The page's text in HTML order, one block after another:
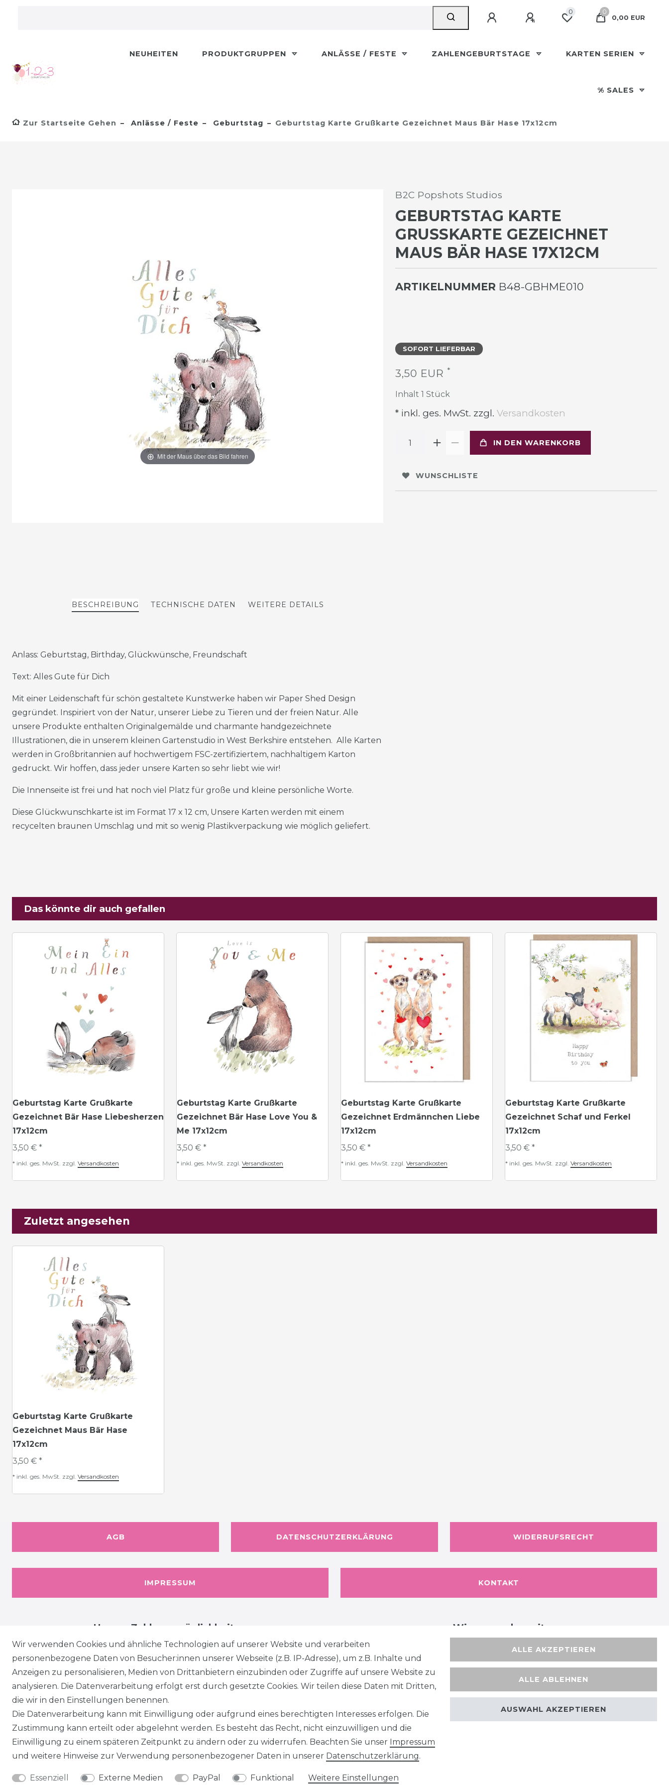
0
0
0,00 EUR
NEUHEITEN PRODUKTGRUPPEN ANLÄSSE / FESTE ZAHLENGEBURTSTAGE KARTEN SERIEN
% SALES
Zur Startseite Gehen Anlässe / Feste Geburtstag Geburtstag Karte Grußkarte Gezeichnet Maus Bär Hase 17x12cm
Mit der Maus über das Bild fahren
B2C Popshots Studios
GEBURTSTAG KARTE
GRUSSKARTE GEZEICHNET M
AUS BÄR HASE 17X12CM
ARTIKELNUMMER B48-GBHME010
SOFORT LIEFERBAR
3,50 EUR *
Inhalt 1 Stück
* inkl. ges. MwSt. zzgl. Versandkosten
IN DEN WARENKORB
WUNSCHLISTE
BESCHREIBUNG TECHNISCHE DATEN WEITERE DETAILS
Anlass: Geburtstag, Birthday, Glückwünsche, Freundschaft
Text: Alles Gute für Dich
Mit einer Leidenschaft für schön gestaltete Kunstwerke haben wir Paper Shed Design
gegründet. Inspiriert von der Natur, unserer Liebe zu Tieren und der freien Natur. Alle
unsere Produkte enthalten Originalgemälde und charmante handgezeichnete
Illustrationen, die in unserem kleinen Gartenstudio in West Berkshire entstehen. Alle Karten
werden in Großbritannien auf hochwertigem FSC-zertifiziertem, nachhaltigem Karton
gedruckt. Wir hoffen, dass jeder unsere Karten so sehr liebt wie wir!
Die Innenseite ist frei und hat noch viel Platz für große und kleine persönliche Worte.
Diese Glückwunschkarte ist im Format 17 x 12 cm, Unsere Karten werden mit einem
recycelten braunen Umschlag und mit so wenig Plastikverpackung wie möglich geliefert.
Das könnte dir auch gefallen
Geburtstag Karte Grußkarte
Gezeichnet Bär Hase Liebesherzen
17x12cm
3,50 € *
* inkl. ges. MwSt. zzgl. Versandkosten
Geburtstag Karte Grußkarte
Gezeichnet Bär Hase Love You &
Me 17x12cm
3,50 € *
* inkl. ges. MwSt. zzgl. Versandkosten
Geburtstag Karte Grußkarte
Gezeichnet Erdmännchen Liebe
17x12cm
3,50 € *
* inkl. ges. MwSt. zzgl. Versandkosten
Geburtstag Karte Grußkarte
Gezeichnet Schaf und Ferkel
17x12cm
3,50 € *
* inkl. ges. MwSt. zzgl. Versandkosten
Zuletzt angesehen
Geburtstag Karte Grußkarte
Gezeichnet Maus Bär Hase
17x12cm
3,50 € *
* inkl. ges. MwSt. zzgl. Versandkosten
AGB DATENSCHUTZERKLÄRUNG WIDERRUFSRECHT
IMPRESSUM KONTAKT
Unsere Zahlungsmöglichkeiten Wir versenden mit
Wir verwenden Cookies und ähnliche Technologien auf unserer Website und verarbeiten
personenbezogene Daten von Besucher:innen unserer Webseite (z.B. IP-Adresse), um z.B. Inhalte und
Anzeigen zu personalisieren, Medien von Drittanbietern einzubinden oder Zugriffe auf unsere Website zu
analysieren. Die Datenverarbeitung erfolgt erst durch gesetzte Cookies. Wir teilen diese Daten mit Dritten,
die wir in den Einstellungen benennen.
Die Datenverarbeitung kann mit Einwilligung oder aufgrund eines berechtigten Interesses erfolgen. Die
Zustimmung kann erteilt oder abgelehnt werden. Es besteht das Recht, nicht einzuwilligen und die
Einwilligung zu einem späteren Zeitpunkt zu ändern oder zu widerrufen. Beachten Sie unser Impressum
und weitere Hinweise zur Verwendung personenbezogener Daten in unserer Daten­schutz­erklärung.
Essenziell Externe Medien PayPal Funktional Weitere Einstellungen
ALLE AKZEPTIEREN
ALLE ABLEHNEN
AUSWAHL AKZEPTIEREN